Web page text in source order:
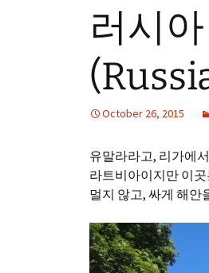
러시
October 26, 2015
유말라라고, 리가에
라트비아이지만 이
멀지 않고, 싸게 해안